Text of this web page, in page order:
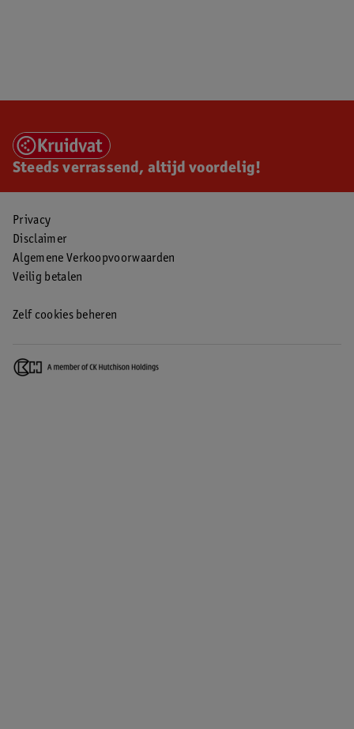
Steeds verrassend, altijd voordelig!
Privacy
Disclaimer
Algemene Verkoopvoorwaarden
Veilig betalen
Zelf cookies beheren